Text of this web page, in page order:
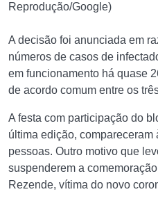
Reprodução/Google)
A decisão foi anunciada em
números de casos de
em funcionamento há quase
de acordo comum entre os
A festa com participação do
última edição, compareceram
pessoas. Outro motivo que
suspenderem a
Rezende, vítima do novo